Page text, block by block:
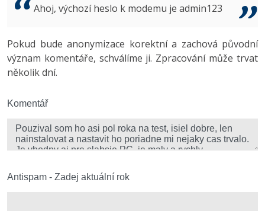
Copywriter
WordPress specialista
Algoritmy -41%
Umělá inteligence (AI) -10%
Fórum
Windows
Kybernetická bezpečnost
Fórum
Ahoj, výchozí heslo k modemu je admin123
Pokud bude anonymizace korektní a zachová původní
význam komentáře, schválíme ji. Zpracování může trvat
několik dní.
Komentář
Antispam - Zadej aktuální rok